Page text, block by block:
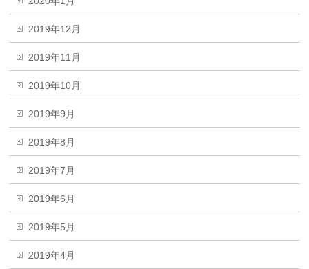
2019年12月
2019年11月
2019年10月
2019年9月
2019年8月
2019年7月
2019年6月
2019年5月
2019年4月